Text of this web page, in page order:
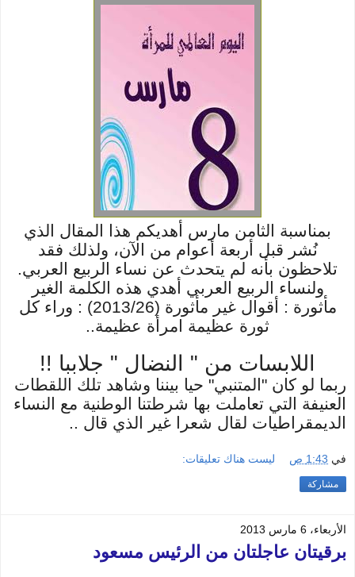
بمناسبة الثامن مارس أهديكم هذا المقال الذي
نُشر قبل أربعة أعوام من الآن، ولذلك فقد
تلاحظون بأنه لم يتحدث عن نساء الربيع العربي.
ولنساء الربيع العربي أهدي هذه الكلمة الغير
مأثورة : أقوال غير مأثورة (2013/26) : وراء كل
ثورة عظيمة امرأة عظيمة..
اللابسات من " النضال " جلاببا !!
ربما لو كان "المتنبي" حيا بيننا وشاهد تلك اللقطات
العنيفة التي تعاملت بها شرطتنا الوطنية مع النساء
الديمقراطيات لقال شعرا غير الذي قال ..
في 1:43 ص ليست هناك تعليقات:
مشاركة
الأربعاء، 6 مارس 2013
برقيتان عاجلتان من الرئيس مسعود